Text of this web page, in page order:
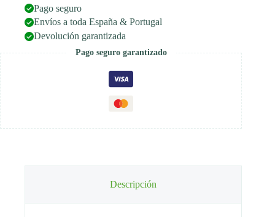
Pago seguro
Envíos a toda España & Portugal
Devolución garantizada
Pago seguro garantizado
Descripción